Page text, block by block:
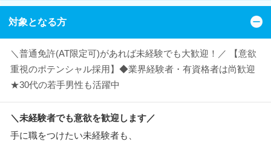
対象となる方
＼普通免許(AT限定可)があれば未経験でも大歓迎！／ 【意欲
重視のポテンシャル採用】◆業界経験者・有資格者は尚歓迎
★30代の若手男性も活躍中
＼未経験者でも意欲を歓迎します／
手に職をつけたい未経験者も、